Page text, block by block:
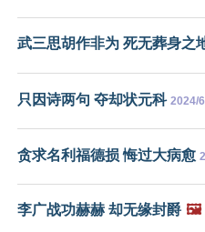
武三思胡作非为 死无葬身之
只因诗两句 夺却状元科 2024/
贪求名利福德损 悔过大病愈
李广战功赫赫 却无缘封爵 🖼️